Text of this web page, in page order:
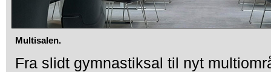
Multisalen.
Fra slidt gymnastiksal til nyt